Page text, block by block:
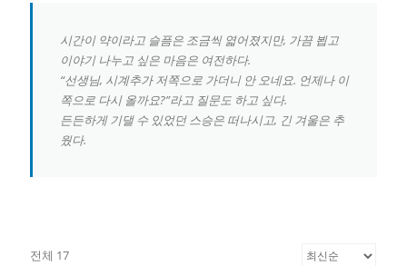
시간이 약이라고 슬픔은 조금씩 엷어졌지만, 가끔 뵙고
이야기 나누고 싶은 마음은 여전하다.
“선생님, 시계추가 저쪽으로 가더니 안 오네요. 언제나 이
쪽으로 다시 올까요?”라고 질문도 하고 싶다.
든든하게 기댈 수 있었던 스승은 떠나시고, 긴 겨울은 추
웠다.
전체 17